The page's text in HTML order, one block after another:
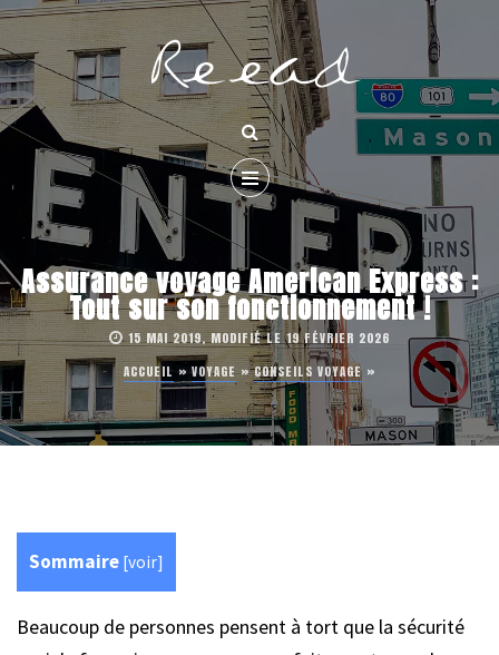
Assurance voyage American Express :
Tout sur son fonctionnement !
15 MAI 2019, MODIFIÉ LE 19 FÉVRIER 2026
ACCUEIL »VOYAGE »CONSEILS VOYAGE »
Sommaire [voir]
Beaucoup de personnes pensent à tort que la sécurité